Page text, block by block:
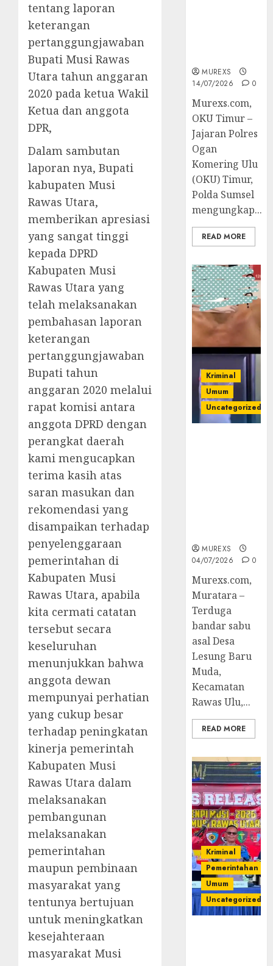
tentang laporan
keterangan
pertanggungjawaban
Bupati Musi Rawas
Utara tahun anggaran
2020 pada ketua Wakil
Ketua dan anggota
DPR,
Dalam sambutan
laporan nya, Bupati
kabupaten Musi
Rawas Utara,
memberikan apresiasi
yang sangat tinggi
kepada DPRD
Kabupaten Musi
Rawas Utara yang
telah melaksanakan
pembahasan laporan
keterangan
pertanggungjawaban
Bupati tahun
anggaran 2020 melalui
rapat komisi antara
anggota DPRD dengan
perangkat daerah
kami mengucapkan
terima kasih atas
saran masukan dan
rekomendasi yang
disampaikan terhadap
penyelenggaraan
pemerintahan di
Kabupaten Musi
Rawas Utara, apabila
kita cermati catatan
tersebut secara
keseluruhan
menunjukkan bahwa
anggota dewan
mempunyai perhatian
yang cukup besar
terhadap peningkatan
kinerja pemerintah
Kabupaten Musi
Rawas Utara dalam
melaksanakan
pembangunan
melaksanakan
pemerintahan
maupun pembinaan
masyarakat yang
tentunya bertujuan
untuk meningkatkan
kesejahteraan
masyarakat Musi
MUREXS
14/07/2026
0
Murexs.com,
OKU Timur –
Jajaran Polres
Ogan
Komering Ulu
(OKU) Timur,
Polda Sumsel
mengungkap...
READ MORE
Kriminal
Umum
Uncategorized
MUREXS
04/07/2026
0
Murexs.com,
Muratara –
Terduga
bandar sabu
asal Desa
Lesung Baru
Muda,
Kecamatan
Rawas Ulu,...
READ MORE
Kriminal
Pemerintahan
Umum
Uncategorized